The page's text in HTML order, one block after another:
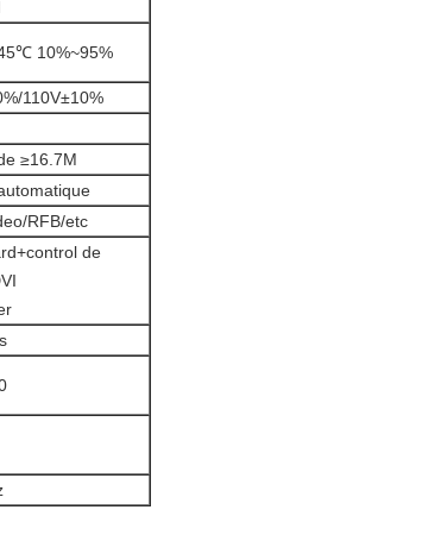
10%~95%
110V±10%
≥16.7M
RFB/etc
de